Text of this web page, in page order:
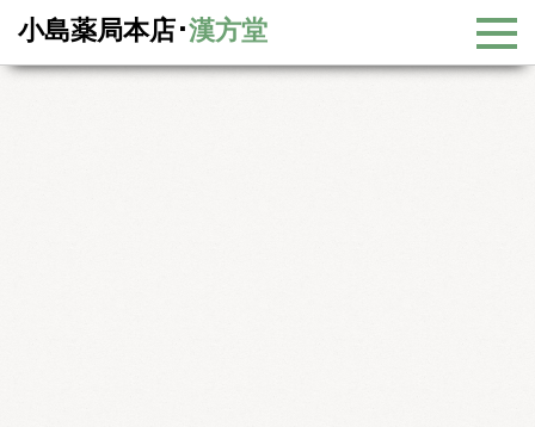
小島薬局本店･漢方堂